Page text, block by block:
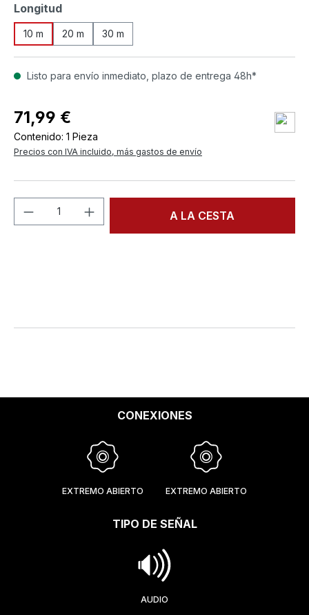
Seleccione
Longitud
10 m 20 m 30 m
Listo para envío inmediato, plazo de entrega 48h*
71,99 €
Contenido: 1 Pieza
Precios con IVA incluido, más gastos de envío
Cantidad del producto: introduce la
A LA CESTA
CONEXIONES
EXTREMO ABIERTO EXTREMO ABIERTO
TIPO DE SEÑAL
AUDIO